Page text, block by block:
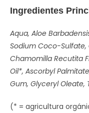
Ingredientes
Aqua, Aloe
Sodium Coco-Sulfate,
Chamomilla Recutita
Oil*, Ascorbyl
Gum, Glyceryl Oleate,
(* = agricultura